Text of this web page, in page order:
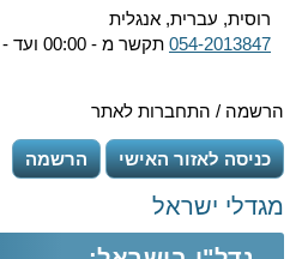
רוסית, עברית, אנגלית
054-2013847 תקשר מ - 00:00 ועד - 00:00
הרשמה / התחברות לאתר
כניסה לאזור האישי הרשמה
מגדלי ישראל